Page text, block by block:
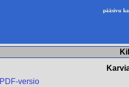
pääsivu
PDF-versio